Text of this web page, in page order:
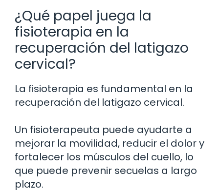
¿Qué papel juega la
fisioterapia en la
recuperación del latigazo
cervical?
La fisioterapia es fundamental en la
recuperación del latigazo cervical.
Un fisioterapeuta puede ayudarte a
mejorar la movilidad, reducir el dolor y
fortalecer los músculos del cuello, lo
que puede prevenir secuelas a largo
plazo.